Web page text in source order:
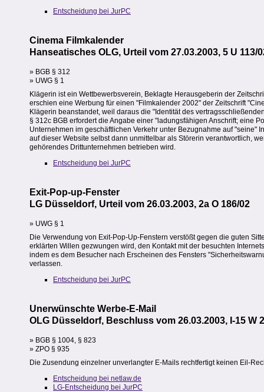
Entscheidung bei JurPC
Cinema Filmkalender
Hanseatisches OLG, Urteil vom 27.03.2003, 5 U 113/
» BGB § 312
» UWG § 1
Klägerin ist ein Wettbewerbsverein, Beklagte Herausgeberin der
erschien eine Werbung für einen "Filmkalender 2002" der Zeitschrift
Klägerin beanstandet, weil daraus die "Identität des
§ 312c BGB erfordert die Angabe einer "ladungsfähigen Anschrift; eine
Unternehmen im geschäftlichen Verkehr unter Bezugnahme auf "seine"
auf dieser Website selbst dann unmittelbar als Störerin verantwortlich,
gehörendes Drittunternehmen betrieben wird.
Entscheidung bei JurPC
Exit-Pop-up-Fenster
LG Düsseldorf, Urteil vom 26.03.2003, 2a O 186/02
» UWG § 1
Die Verwendung von Exit-Pop-Up-Fenstern verstößt gegen die guten
erklärten Willen gezwungen wird, den Kontakt mit der besuchten
indem es dem Besucher nach Erscheinen des Fensters
verlassen.
Entscheidung bei JurPC
Unerwünschte Werbe-E-Mail
OLG Düsseldorf, Beschluss vom 26.03.2003, I-15 W
» BGB § 1004, § 823
» ZPO § 935
Die Zusendung einzelner unverlangter E-Mails rechtfertigt keinen Eil-
Entscheidung bei netlaw.de
LG-Entscheidung bei JurPC